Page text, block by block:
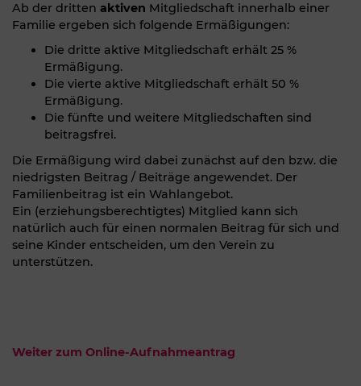
Ab der dritten aktiven Mitgliedschaft innerhalb einer
Familie ergeben sich folgende Ermäßigungen:
Die dritte aktive Mitgliedschaft erhält 25 %
Ermäßigung.
Die vierte aktive Mitgliedschaft erhält 50 %
Ermäßigung.
Die fünfte und weitere Mitgliedschaften sind
beitragsfrei.
Die Ermäßigung wird dabei zunächst auf den bzw. die
niedrigsten Beitrag / Beiträge angewendet. Der
Familienbeitrag ist ein Wahlangebot.
Ein (erziehungsberechtigtes) Mitglied kann sich
natürlich auch für einen normalen Beitrag für sich und
seine Kinder entscheiden, um den Verein zu
unterstützen.
Weiter zum Online-Aufnahmeantrag